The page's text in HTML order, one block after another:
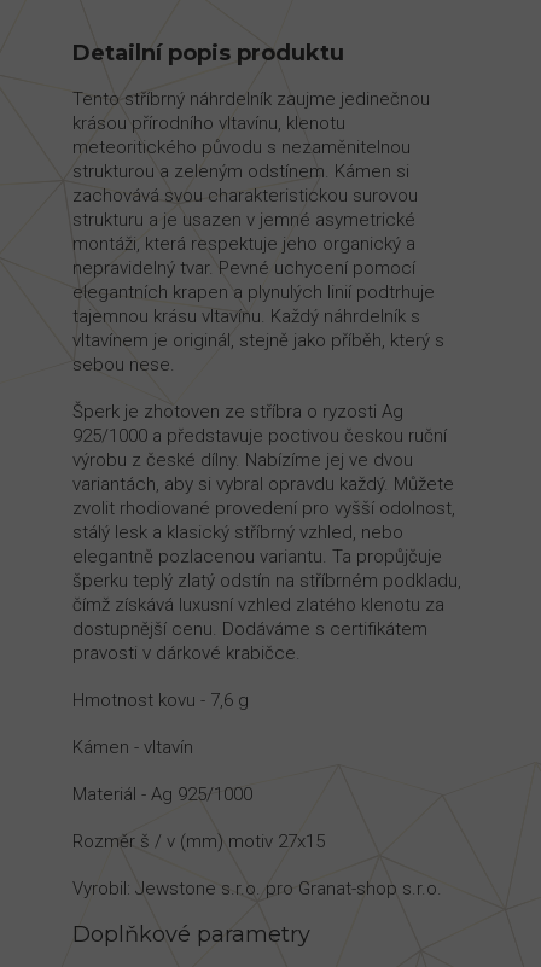
Detailní popis produktu
Tento stříbrný náhrdelník zaujme jedinečnou
krásou přírodního vltavínu, klenotu
meteoritického původu s nezaměnitelnou
strukturou a zeleným odstínem. Kámen si
zachovává svou charakteristickou surovou
strukturu a je usazen v jemné asymetrické
montáži, která respektuje jeho organický a
nepravidelný tvar. Pevné uchycení pomocí
elegantních krapen a plynulých linií podtrhuje
tajemnou krásu vltavínu. Každý náhrdelník s
vltavínem je originál, stejně jako příběh, který s
sebou nese.
Šperk je zhotoven ze stříbra o ryzosti Ag
925/1000 a představuje poctivou českou ruční
výrobu z české dílny. Nabízíme jej ve dvou
variantách, aby si vybral opravdu každý. Můžete
zvolit rhodiované provedení pro vyšší odolnost,
stálý lesk a klasický stříbrný vzhled, nebo
elegantně pozlacenou variantu. Ta propůjčuje
šperku teplý zlatý odstín na stříbrném podkladu,
čímž získává luxusní vzhled zlatého klenotu za
dostupnější cenu. Dodáváme s certifikátem
pravosti v dárkové krabičce.
Hmotnost kovu - 7,6 g
Kámen - vltavín
Materiál - Ag 925/1000
Rozměr š / v (mm) motiv 27x15
Vyrobil: Jewstone s.r.o. pro Granat-shop s.r.o.
Doplňkové parametry